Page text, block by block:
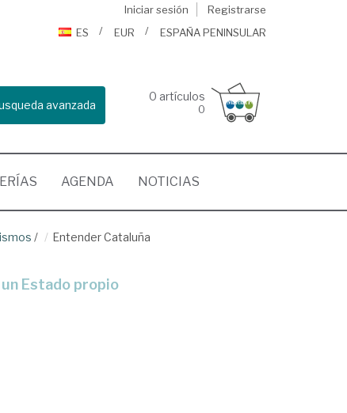
Iniciar sesión
Registrarse
ES
EUR ESPAÑA PENINSULAR
avanzada
0 artículos
0
AGENDA NOTICIAS
/ Entender Cataluña
Estado propio